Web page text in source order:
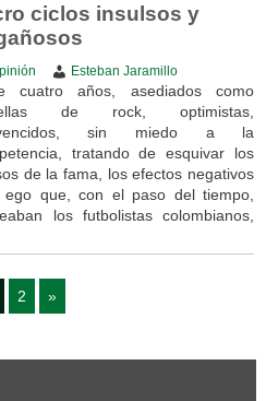
ciclos insulsos y
Esteban Jaramillo
cuatro años, asediados como
de rock, optimistas,
sin miedo a la
tratando de esquivar los
de la fama, los efectos negativos
que, con el paso del tiempo,
los futbolistas colombianos,
2 »